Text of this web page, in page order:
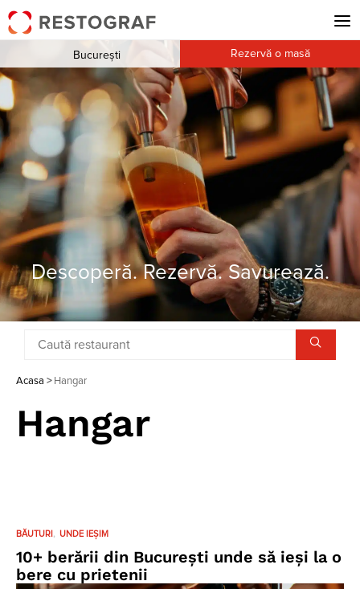
Descoperă. Rezervă. Savurează.
București Rezervă o masă
Acasa > Hangar
Hangar
BĂUTURI UNDE IEȘIM
10+ berării din București unde să ieși la o
bere cu prietenii